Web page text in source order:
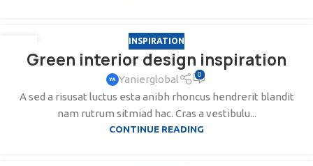
AGO
INSPIRATION
Green interior design inspiration
Yanierglobal 0
A sed a risusat luctus esta anibh rhoncus hendrerit blandit
nam rutrum sitmiad hac. Cras a vestibulu...
CONTINUE READING